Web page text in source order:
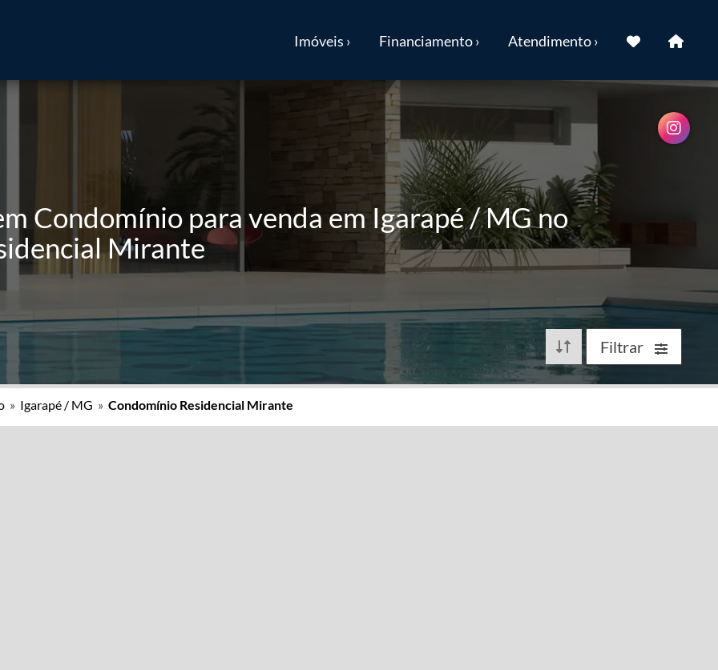
Imóveis › Financiamento › Atendimento ›
Condomínio para venda em Igarapé / MG no
Mirante
Filtrar
» Igarapé / MG » Condomínio Residencial Mirante